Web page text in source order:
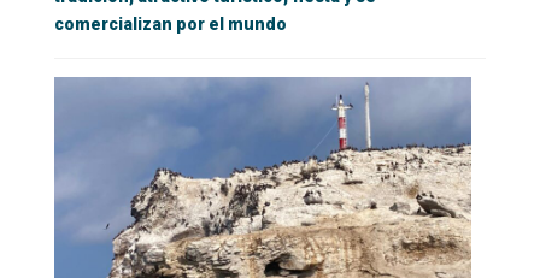
comercializan por el mundo